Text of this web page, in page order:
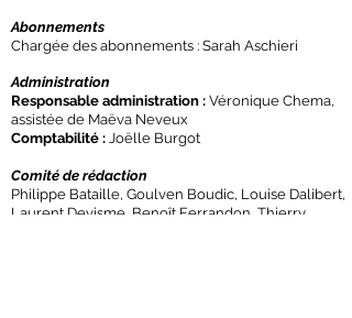
Abonnements
Chargée des abonnements : Sarah Aschieri
Administration
Responsable administration : Véronique Chema,
assistée de Maëva Neveux
Comptabilité : Joëlle Burgot
Comité de rédaction
Philippe Bataille, Goulven Boudic, Louise Dalibert,
Laurent Devisme, Benoît Ferrandon, Thierry